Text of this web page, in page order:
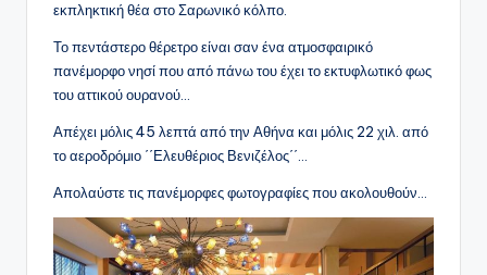
εκπληκτική θέα στο Σαρωνικό κόλπο.
Το πεντάστερο θέρετρο είναι σαν ένα ατμοσφαιρικό
πανέμορφο νησί που από πάνω του έχει το εκτυφλωτικό φως
του αττικού ουρανού…
Απέχει μόλις 45 λεπτά από την Αθήνα και μόλις 22 χιλ. από
το αεροδρόμιο ΄΄Ελευθέριος Βενιζέλος΄΄…
Απολαύστε τις πανέμορφες φωτογραφίες που ακολουθούν…